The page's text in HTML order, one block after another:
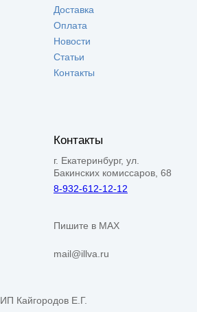
Доставка
Оплата
Новости
Статьи
Контакты
Контакты
г. Екатеринбург, ул.
Бакинских комиссаров, 68
8-932-612-12-12
Пишите в MAX
mail@illva.ru
ИП Кайгородов Е.Г.